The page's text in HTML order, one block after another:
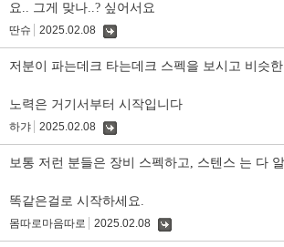
요.. 그게 맞나..? 싶어서요
딴슈 2025.02.08
저분이 파는데크 타는데크 스펙을 보시고 비슷
노력은 거기서부터 시작입니다
하갸 2025.02.08
보통 저런 분들은 장비 스펙하고, 스텐스 는 다
똑같은걸로 시작하세요.
몸따로마음따로 2025.02.08